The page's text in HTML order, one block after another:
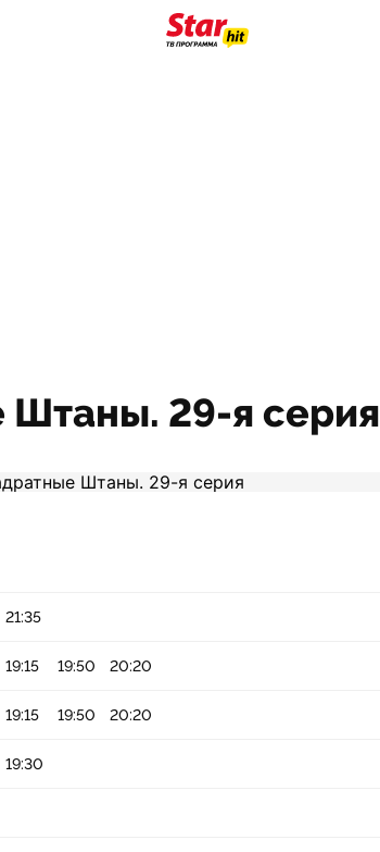
Штаны. 29-я серия
21:35
19:15 19:50 20:20
19:15 19:50 20:20
19:30